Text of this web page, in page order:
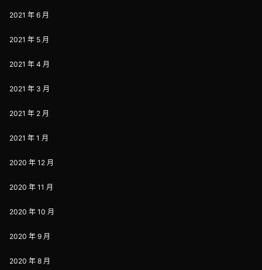
2021 年 6 月
2021 年 5 月
2021 年 4 月
2021 年 3 月
2021 年 2 月
2021 年 1 月
2020 年 12 月
2020 年 11 月
2020 年 10 月
2020 年 9 月
2020 年 8 月